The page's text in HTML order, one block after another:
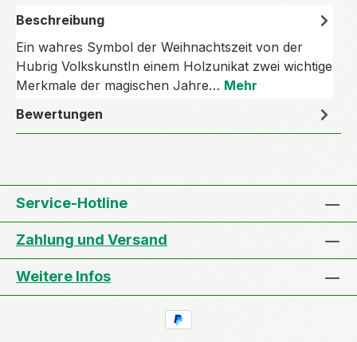
Beschreibung
Ein wahres Symbol der Weihnachtszeit von der
Hubrig VolkskunstIn einem Holzunikat zwei wichtige
Merkmale der magischen Jahre… Mehr
Bewertungen
Service-Hotline
Zahlung und Versand
Weitere Infos